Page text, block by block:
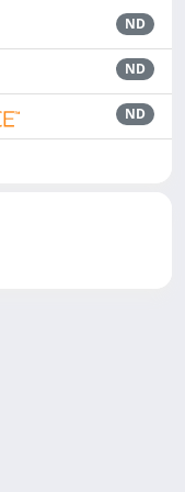
ND
ND
ND